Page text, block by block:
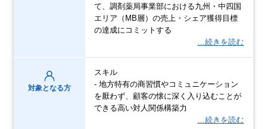
て、調剤薬局事業部における九州・中四国
エリア（MB層）の売上・シェア獲得目標
の達成にコミットする
…続きを読む
対象となる方
スキル
- 地方特有の商習慣やコミュニケーション
を厭わず、顧客の懐に深く入り込むことが
できる高い対人関係構築力
…続きを読む